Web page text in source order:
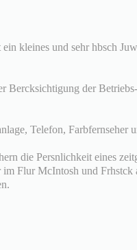
kleines und sehr hbsch
Bercksichtigung der
Telefon, Farbfernseher
die Persnlichkeit eines
im Flur McIntosh und